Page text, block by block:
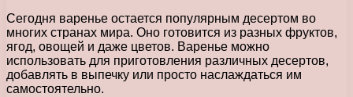
Сегодня варенье остается популярным десертом во
многих странах мира. Оно готовится из разных фруктов,
ягод, овощей и даже цветов. Варенье можно
использовать для приготовления различных десертов,
добавлять в выпечку или просто наслаждаться им
самостоятельно.